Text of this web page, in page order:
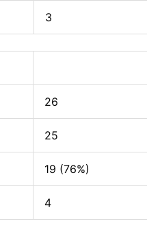
3
26
25
19 (76%)
4